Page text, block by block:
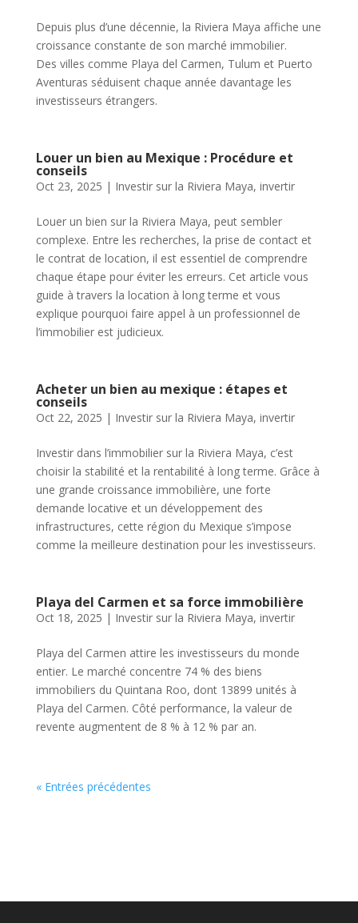
Depuis plus d’une décennie, la Riviera Maya affiche une
croissance constante de son marché immobilier.
Des villes comme Playa del Carmen, Tulum et Puerto
Aventuras séduisent chaque année davantage les
investisseurs étrangers.
Louer un bien au Mexique : Procédure et
conseils
Oct 23, 2025 | Investir sur la Riviera Maya, invertir
Louer un bien sur la Riviera Maya, peut sembler
complexe. Entre les recherches, la prise de contact et
le contrat de location, il est essentiel de comprendre
chaque étape pour éviter les erreurs. Cet article vous
guide à travers la location à long terme et vous
explique pourquoi faire appel à un professionnel de
l’immobilier est judicieux.
Acheter un bien au mexique : étapes et
conseils
Oct 22, 2025 | Investir sur la Riviera Maya, invertir
Investir dans l’immobilier sur la Riviera Maya, c’est
choisir la stabilité et la rentabilité à long terme. Grâce à
une grande croissance immobilière, une forte
demande locative et un développement des
infrastructures, cette région du Mexique s’impose
comme la meilleure destination pour les investisseurs.
Playa del Carmen et sa force immobilière
Oct 18, 2025 | Investir sur la Riviera Maya, invertir
Playa del Carmen attire les investisseurs du monde
entier. Le marché concentre 74 % des biens
immobiliers du Quintana Roo, dont 13899 unités à
Playa del Carmen. Côté performance, la valeur de
revente augmentent de 8 % à 12 % par an.
« Entrées précédentes